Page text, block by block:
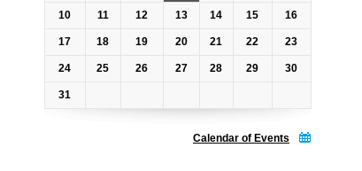
10 11 12 13 14 15 16
17 18 19 20 21 22 23
24 25 26 27 28 29 30
31
Calendar of Events